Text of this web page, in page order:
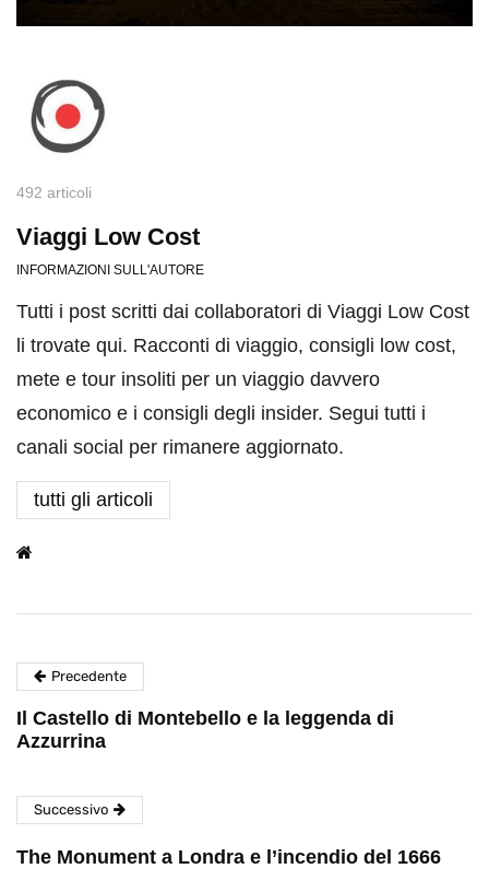
492 articoli
Viaggi Low Cost
INFORMAZIONI SULL'AUTORE
Tutti i post scritti dai collaboratori di Viaggi Low Cost
li trovate qui. Racconti di viaggio, consigli low cost,
mete e tour insoliti per un viaggio davvero
economico e i consigli degli insider. Segui tutti i
canali social per rimanere aggiornato.
tutti gli articoli
Precedente
Il Castello di Montebello e la leggenda di
Azzurrina
Successivo
The Monument a Londra e l’incendio del 1666